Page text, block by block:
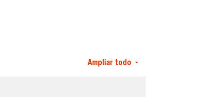
Ampliar todo